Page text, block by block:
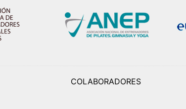
COLABORADORES